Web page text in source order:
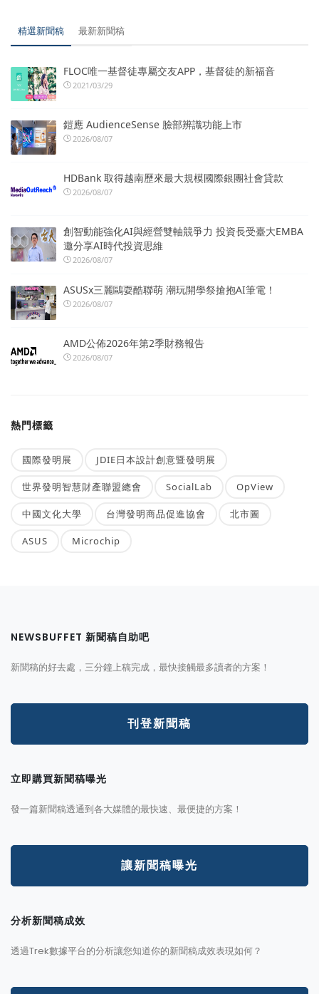
精選新聞稿 最新新聞稿
FLOC唯一基督徒專屬交友APP，基督徒的新福音
2021/03/29
鎧應 AudienceSense 臉部辨識功能上市
2026/08/07
HDBank 取得越南歷來最大規模國際銀團社會貸款
2026/08/07
創智動能強化AI與經營雙軸競爭力 投資長受臺大EMBA
邀分享AI時代投資思維
2026/08/07
ASUSx三麗鷗耍酷聯萌 潮玩開學祭搶抱AI筆電！
2026/08/07
AMD公佈2026年第2季財務報告
2026/08/07
熱門標籤
國際發明展 JDIE日本設計創意暨發明展
世界發明智慧財產聯盟總會 SocialLab OpView
中國文化大學 台灣發明商品促進協會 北市圖
ASUS Microchip
NEWSBUFFET 新聞稿自助吧
新聞稿的好去處，三分鐘上稿完成，最快接觸最多讀者的方案！
刊登新聞稿
立即購買新聞稿曝光
發一篇新聞稿透通到各大媒體的最快速、最便捷的方案！
讓新聞稿曝光
分析新聞稿成效
透過Trek數據平台的分析讓您知道你的新聞稿成效表現如何？